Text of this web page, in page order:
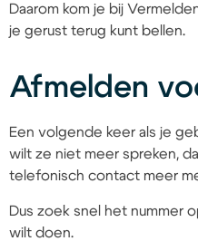
Daarom kom je bij
je gerust terug kunt bellen.
Afmelden
Een volgende keer als je
wilt ze niet meer spreken,
telefonisch contact meer
Dus zoek snel het nummer
wilt doen.